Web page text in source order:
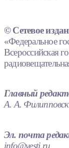
© Сетевое
«Федеральное
Всероссийская
Главный
А. А.
Эл. почта
info@vesti.ru